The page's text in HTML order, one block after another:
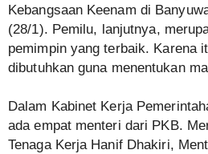
Kebangsaan Keenam di
(28/1). Pemilu, lanjutnya,
pemimpin yang terbaik. Karena
dibutuhkan guna menentukan
Dalam Kabinet Kerja
ada empat menteri dari PKB.
Tenaga Kerja Hanif Dhakiri,